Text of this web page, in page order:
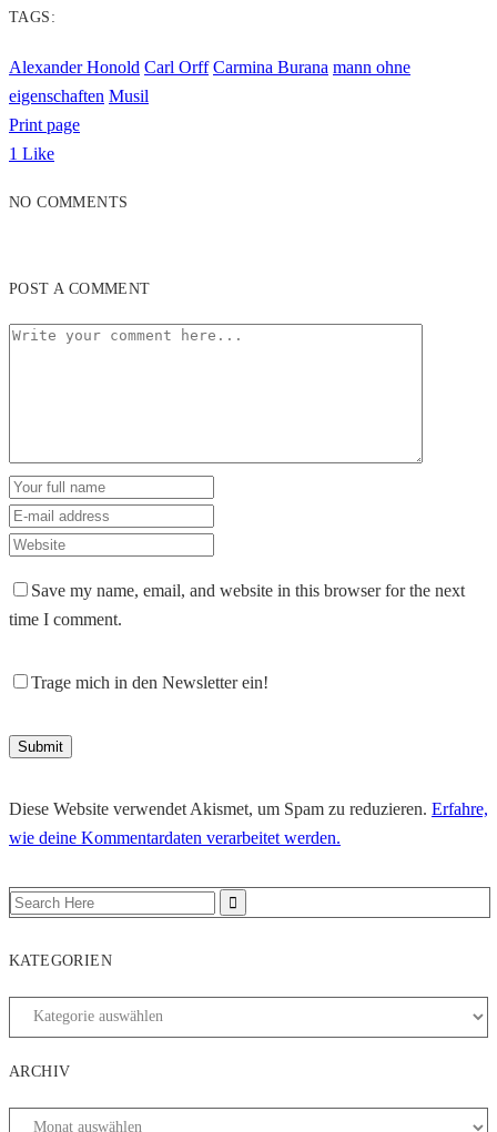
TAGS:
Alexander Honold Carl Orff Carmina Burana mann ohne
eigenschaften Musil
Print page
1 Like
NO COMMENTS
POST A COMMENT
Save my name, email, and website in this browser for the next
time I comment.
Trage mich in den Newsletter ein!
Diese Website verwendet Akismet, um Spam zu reduzieren. Erfahre,
wie deine Kommentardaten verarbeitet werden.
KATEGORIEN
ARCHIV